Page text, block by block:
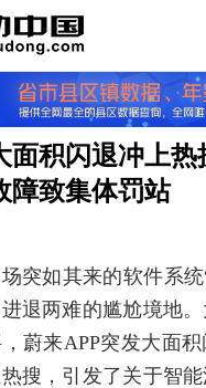
面积闪退冲上热
障致集体罚站
突如其来的软件系
退两难的尴尬境地
蔚来APP突发大面
搜，引发了关于智